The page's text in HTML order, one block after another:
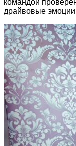
командой
драйвовые